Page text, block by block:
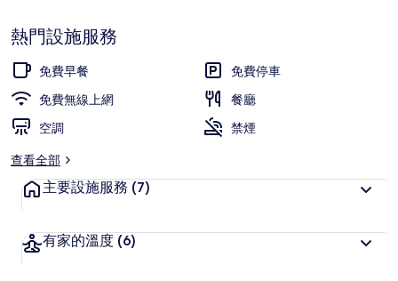
熱門設施服務
免費早餐
免費停車
免費無線上網
餐廳
空調
禁煙
查看全部
主要設施服務 (7)
有家的溫度 (6)